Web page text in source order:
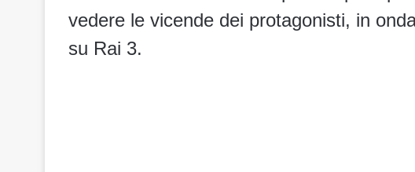
vedere le vicende dei protagonisti, in
su Rai 3.